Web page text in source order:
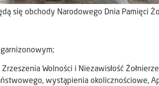
się obchody Narodowego Dnia Pamięci
Wolności i Niezawisłość
wystąpienia okolicznościowe,